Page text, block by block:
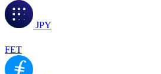
JPY
FET